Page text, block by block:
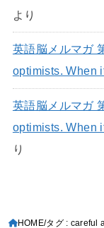
より
英語脳メルマガ
optimists. When
英語脳メルマガ
optimists. When
り
HOME タグ : careful